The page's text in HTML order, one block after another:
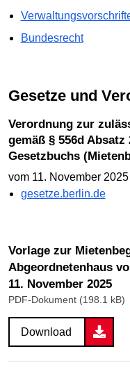
Bundesrecht
Gesetze und
Verordnung zur zulässigen Miethöhe bei Mietbeginn
gemäß § 556d
Gesetzbuchs
vom 11. November
gesetze.berlin.de
Vorlage zur
Abgeordnetenhaus
11. November 2025
PDF-Dokument (198.1 kB)
Download